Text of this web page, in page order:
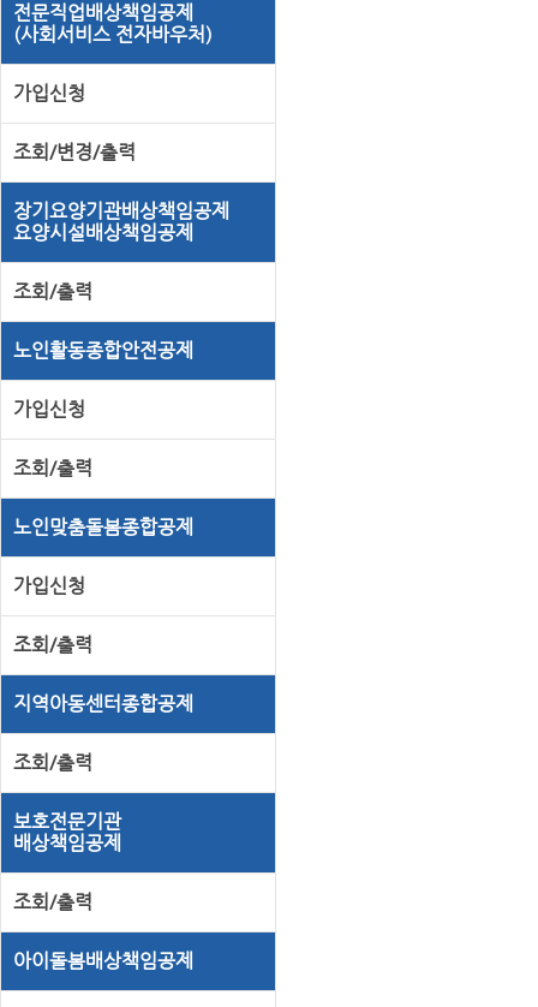
전문직업배상책임공제
(사회서비스 전자바우처)
가입신청
조회/변경/출력
장기요양기관배상책임공제
요양시설배상책임공제
조회/출력
노인활동종합안전공제
가입신청
조회/출력
노인맞춤돌봄종합공제
가입신청
조회/출력
지역아동센터종합공제
조회/출력
보호전문기관
배상책임공제
조회/출력
아이돌봄배상책임공제